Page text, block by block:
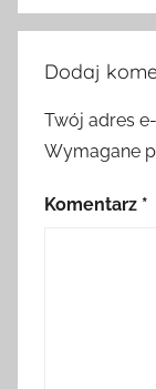
Dodaj
Twój adres
Wymagane
Komentarz *